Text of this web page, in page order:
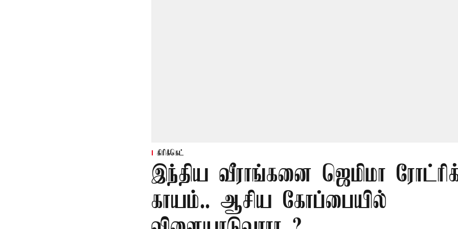
கிரிக்கெட்
இந்திய வீராங்கனை ஜெமிமா
காயம்.. ஆசிய கோப்பையில்